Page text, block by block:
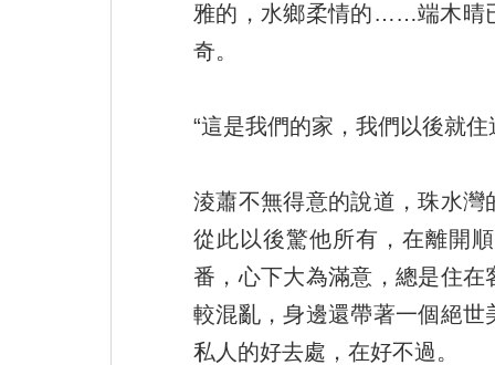
雅的，水鄉柔情的……端木晴
奇。
“這是我們的家，我們以後就住
淩蕭不無得意的說道，珠水
從此以後驚他所有，在離開
番，心下大為滿意，總是住
較混亂，身邊還帶著一個絕
私人的好去處，在好不過。